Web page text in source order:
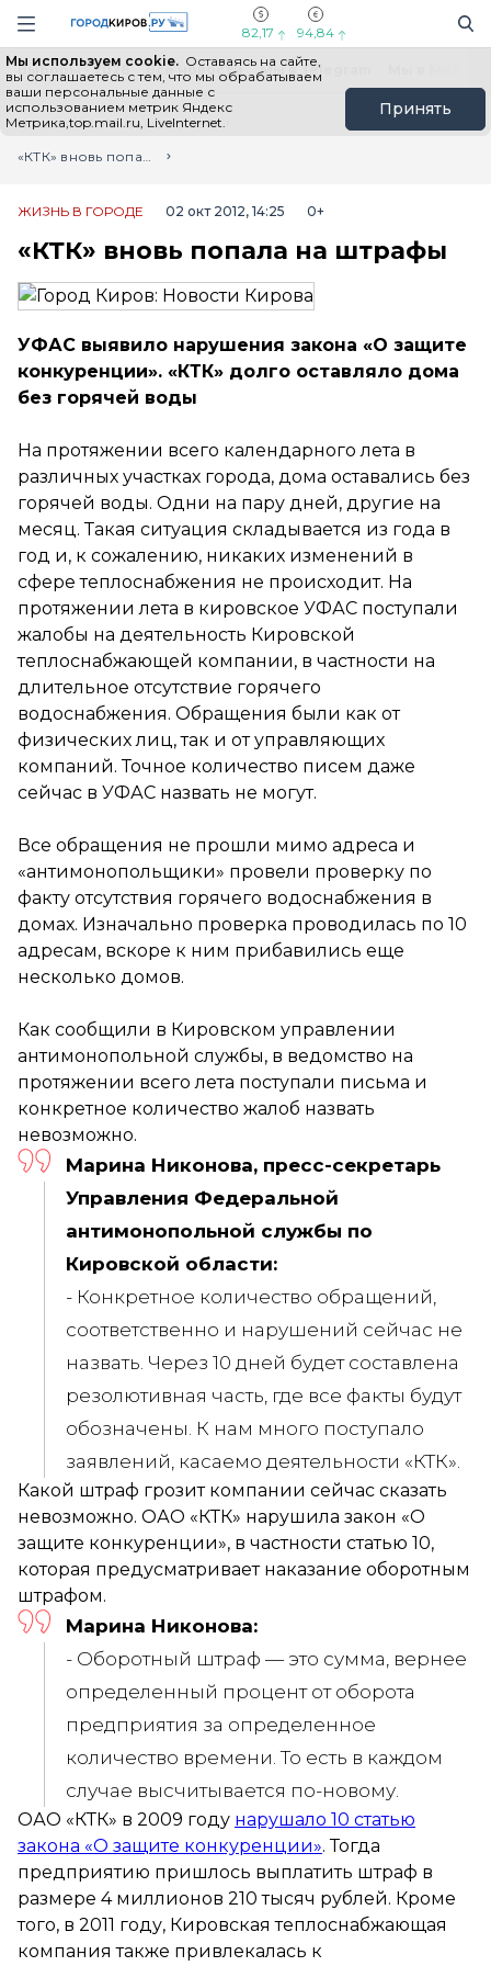
Навигация сайта
82,17 94,84
Мы используем cookie. Оставаясь на сайте,
вы соглашаетесь с тем, что мы обрабатываем
ваши персональные данные с
использованием метрик Яндекс
Метрика,top.mail.ru, LiveInternet.
Принять
Выборы - 2026 Все новости Мы в Telegram
Главная
Лента новостей
«КТК» вновь попала на штрафы
ЖИЗНЬ В ГОРОДЕ 02 окт 2012, 14:25 0+
«КТК» вновь попала на штрафы
УФАС выявило нарушения закона «О защите
конкуренции». «КТК» долго оставляло дома
без горячей воды
На протяжении всего календарного лета в
различных участках города, дома оставались без
горячей воды. Одни на пару дней, другие на
месяц. Такая ситуация складывается из года в
год и, к сожалению, никаких изменений в
сфере теплоснабжения не происходит. На
протяжении лета в кировское УФАС поступали
жалобы на деятельность Кировской
теплоснабжающей компании, в частности на
длительное отсутствие горячего
водоснабжения. Обращения были как от
физических лиц, так и от управляющих
компаний. Точное количество писем даже
сейчас в УФАС назвать не могут.
Все обращения не прошли мимо адреса и
«антимонопольщики» провели проверку по
факту отсутствия горячего водоснабжения в
домах. Изначально проверка проводилась по 10
адресам, вскоре к ним прибавились еще
несколько домов.
Как сообщили в Кировском управлении
антимонопольной службы, в ведомство на
протяжении всего лета поступали письма и
конкретное количество жалоб назвать
невозможно.
Марина Никонова, пресс-секретарь
Управления Федеральной
антимонопольной службы по
Кировской области:
- Конкретное количество обращений,
соответственно и нарушений сейчас не
назвать. Через 10 дней будет составлена
резолютивная часть, где все факты будут
обозначены. К нам много поступало
заявлений, касаемо деятельности «КТК».
Какой штраф грозит компании сейчас сказать
невозможно. ОАО «КТК» нарушила закон «О
защите конкуренции», в частности статью 10,
которая предусматривает наказание оборотным
штрафом.
Марина Никонова:
- Оборотный штраф — это сумма, вернее
определенный процент от оборота
предприятия за определенное
количество времени. То есть в каждом
случае высчитывается по-новому.
ОАО «КТК» в 2009 году нарушало 10 статью
закона «О защите конкуренции». Тогда
предприятию пришлось выплатить штраф в
размере 4 миллионов 210 тысяч рублей. Кроме
того, в 2011 году, Кировская теплоснабжающая
компания также привлекалась к